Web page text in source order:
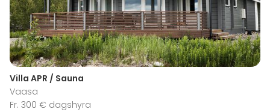
Villa APR / Sauna
Vaasa
Fr. 300 € dagshyra